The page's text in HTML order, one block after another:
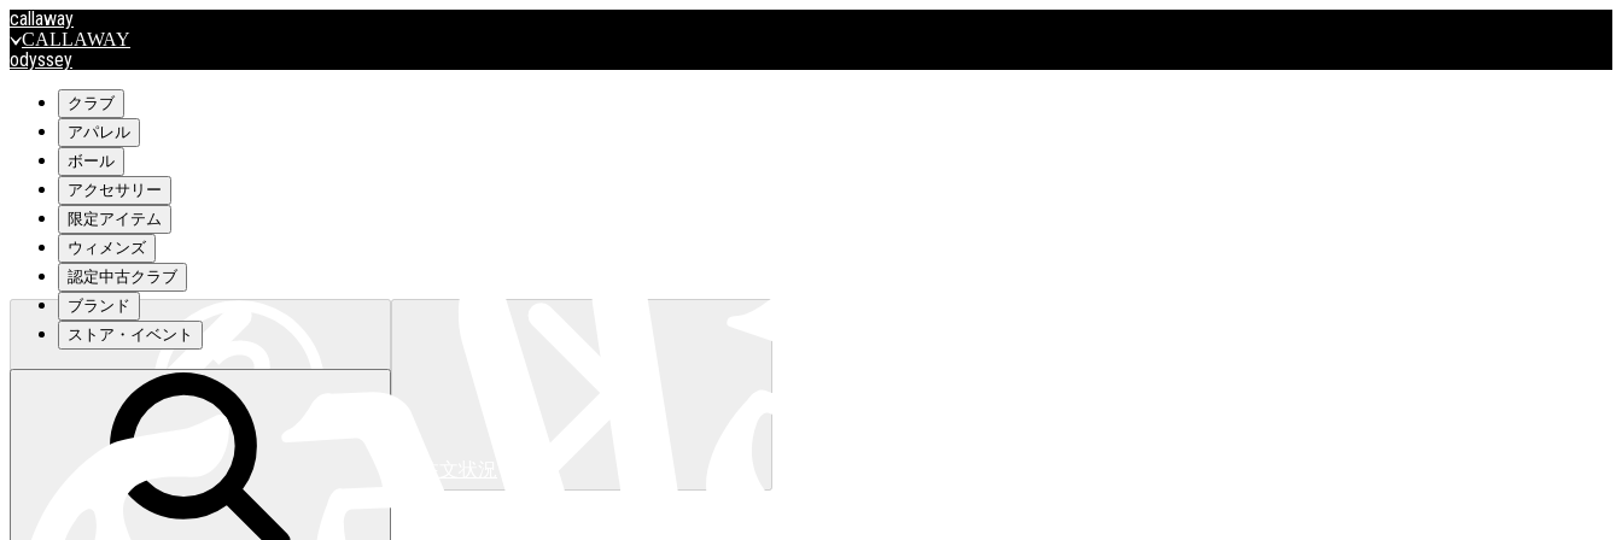
callaway
CALLAWAY
odyssey
travismathew
outlet
OUTLET
キャロウェイアパレルはこちら>>>
キャロウェイアパレルはこちら>>>
クラブ
アパレル
ボール
アクセサリー
限定アイテム
ウィメンズ
認定中古クラブ
ブランド
ストア・イベント